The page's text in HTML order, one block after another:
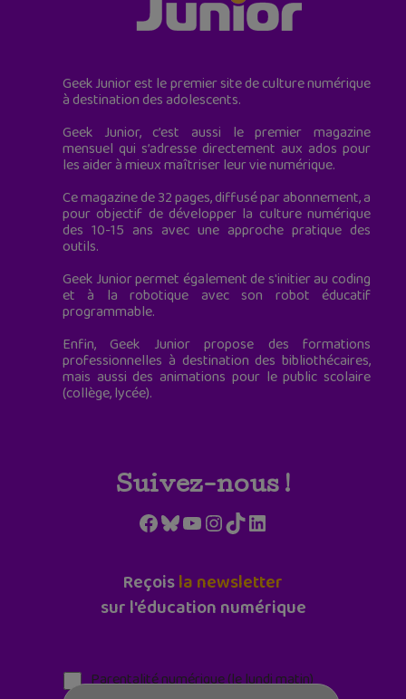
Geek Junior est le premier site de culture numérique
à destination des adolescents.
Geek Junior, c’est aussi le premier magazine
mensuel qui s’adresse directement aux ados pour
les aider à mieux maîtriser leur vie numérique.
Ce magazine de 32 pages, diffusé par abonnement, a
pour objectif de développer la culture numérique
des 10-15 ans avec une approche pratique des
outils.
Geek Junior permet également de s'initier au coding
et à la robotique avec son robot éducatif
programmable.
Enfin, Geek Junior propose des formations
professionnelles à destination des bibliothécaires,
mais aussi des animations pour le public scolaire
(collège, lycée).
Suivez-nous !
Facebook
Bluesky
YouTube
Instagram
TikTokLinkedIn
Reçoisla newsletter
sur l'éducation numérique
Parentalité numérique (le lundi matin)